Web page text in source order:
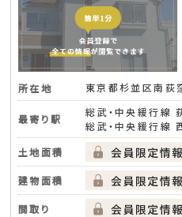
所在地 東京都杉並区南荻
最寄り駅
総武・中央緩行線
総武・中央緩行線
土地面積
建物面積
間取り